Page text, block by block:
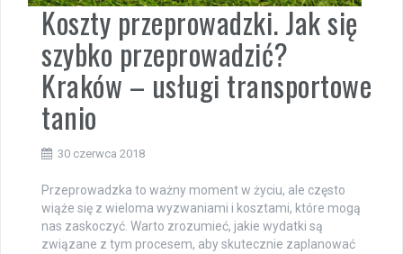
Koszty przeprowadzki. Jak się
szybko przeprowadzić?
Kraków – usługi transportowe
tanio
30 czerwca 2018
Przeprowadzka to ważny moment w życiu, ale często
wiąże się z wieloma wyzwaniami i kosztami, które mogą
nas zaskoczyć. Warto zrozumieć, jakie wydatki są
związane z tym procesem, aby skutecznie zaplanować